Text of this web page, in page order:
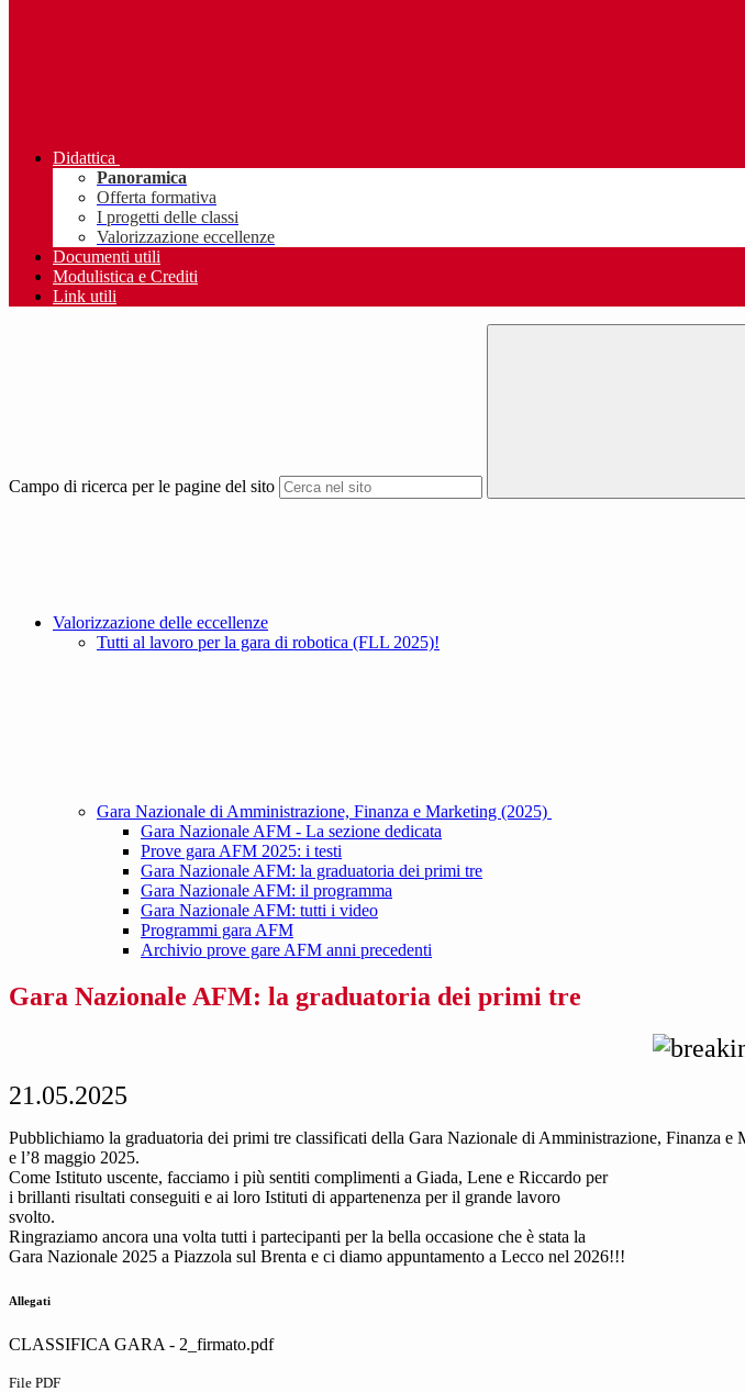
Didattica
Panoramica
Offerta formativa
I progetti delle classi
Valorizzazione eccellenze
Documenti utili
Modulistica e Crediti
Link utili
Campo di ricerca per le pagine del sito
Valorizzazione delle eccellenze
Tutti al lavoro per la gara di robotica (FLL 2025)!
Gara Nazionale di Amministrazione, Finanza e Marketing (2025)
Gara Nazionale AFM - La sezione dedicata
Prove gara AFM 2025: i testi
Gara Nazionale AFM: la graduatoria dei primi tre
Gara Nazionale AFM: il programma
Gara Nazionale AFM: tutti i video
Programmi gara AFM
Archivio prove gare AFM anni precedenti
Gara Nazionale AFM: la graduatoria dei primi tre
21.05.2025
Pubblichiamo la graduatoria dei primi tre classificati della Gara Nazionale di Amministrazione, Finanza
e l’8 maggio 2025.
Come Istituto uscente, facciamo i più sentiti complimenti a Giada, Lene e Riccardo per
i brillanti risultati conseguiti e ai loro Istituti di appartenenza per il grande lavoro
svolto.
Ringraziamo ancora una volta tutti i partecipanti per la bella occasione che è stata la
Gara Nazionale 2025 a Piazzola sul Brenta e ci diamo appuntamento a Lecco nel 2026!!!
Allegati
CLASSIFICA GARA - 2_firmato.pdf
File PDF